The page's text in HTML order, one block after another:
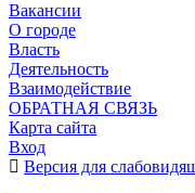
Вакансии
О городе
Власть
Деятельность
Взаимодействие
ОБРАТНАЯ СВЯЗЬ
Карта сайта
Вход
Версия для